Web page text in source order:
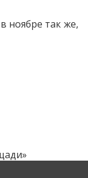
ноябре так же,